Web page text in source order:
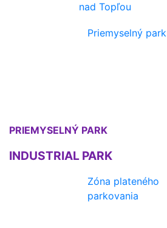
nad Topľou
Priemyselný park
PRIEMYSELNÝ PARK
INDUSTRIAL PARK
Zóna plateného
parkovania